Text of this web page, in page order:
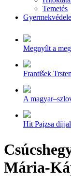
Temetés
Megnyílt a
František
A
Hit Pajzsa
Mária-